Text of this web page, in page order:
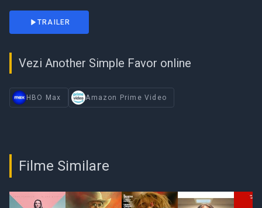
TRAILER
Vezi Another Simple Favor online
HBO Max Amazon Prime Video
Filme Similare